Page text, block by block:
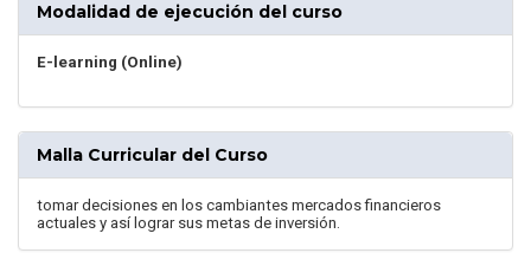
Modalidad de ejecución del curso
E-learning (Online)
Malla Curricular del Curso
tomar decisiones en los cambiantes mercados financieros
actuales y así lograr sus metas de inversión.